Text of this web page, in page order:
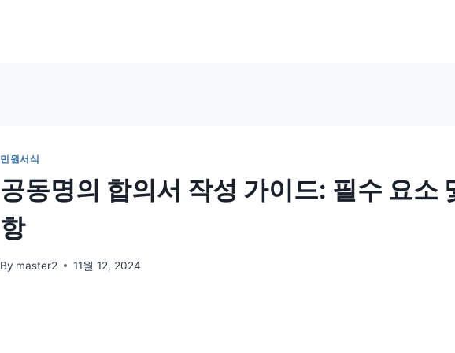
민원서식
공동명의 합의서 작성 가이드: 필수 요소
항
By master2 11월 12, 2024